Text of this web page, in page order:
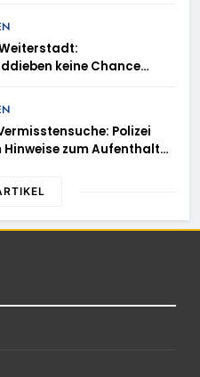
keine Chance
erforderlich
Polizei
zum Aufenthalt